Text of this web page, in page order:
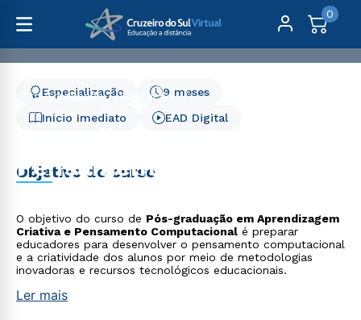
0
Pós-Graduação
Educação
Aprendizagem Criativa e Pensamento Computacional
Pensamento
Início Imediato
9 meses
Especialização
EAD Digital
Objetivo do curso
O objetivo do curso de Pós-graduação em Aprendizagem
Criativa e Pensamento Computacional é preparar
educadores para desenvolver o pensamento computacional
e a criatividade dos alunos por meio de metodologias
inovadoras e recursos tecnológicos educacionais.
Ler mais